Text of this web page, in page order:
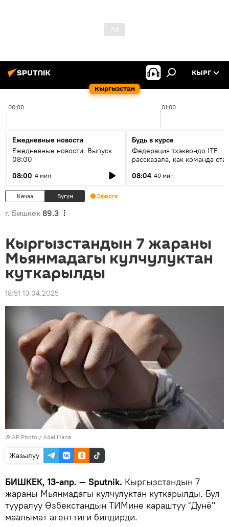
Кыргызстан
КЫРГ
00:00 01:00
Ежедневные новости
Ежедневные новости. Выпуск
08:00
08:00 4 мин
Будь в курсе
Федерация тхэквондо ITF
рассказала, как команда
08:04 40 мин
Кечээ Бүгүн Эфирге
г. Бишкек 89.3
Кыргызстандын 7 жараны
Мьянмадагы кулчулуктан
куткарылды
18:51 13.04.2025
© AP Photo / Adel Hana
Жазылуу
БИШКЕК, 13-апр. — Sputnik. Кыргызстандын 7
жараны Мьянмадагы кулчулуктан куткарылды. Бул
тууралуу Өзбекстандын ТИМине караштуу "Дунё"
маалымат агенттиги билдирди.